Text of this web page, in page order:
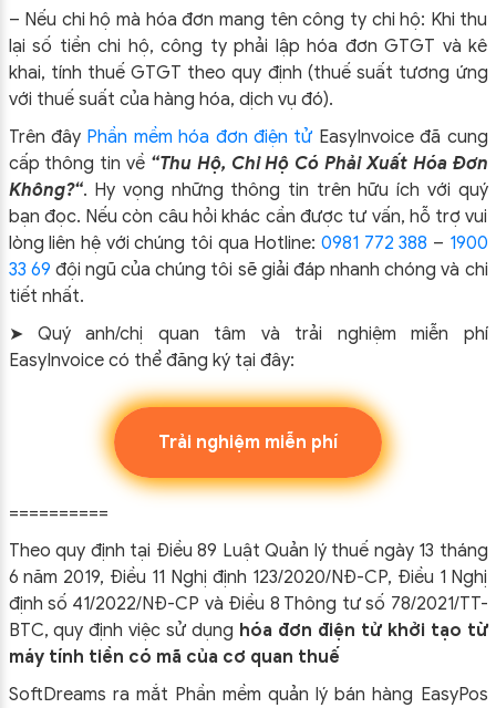
– Nếu chi hộ mà hóa đơn mang tên công ty chi hộ: Khi thu
lại số tiền chi hộ, công ty phải lập hóa đơn GTGT và kê
khai, tính thuế GTGT theo quy định (thuế suất tương ứng
với thuế suất của hàng hóa, dịch vụ đó).
Trên đây Phần mềm hóa đơn điện tử EasyInvoice đã cung
cấp thông tin về “Thu Hộ, Chi Hộ Có Phải Xuất Hóa Đơn
Không?“. Hy vọng những thông tin trên hữu ích với quý
bạn đọc. Nếu còn câu hỏi khác cần được tư vấn, hỗ trợ vui
lòng liên hệ với chúng tôi qua Hotline: 0981 772 388 – 1900
33 69 đội ngũ của chúng tôi sẽ giải đáp nhanh chóng và chi
tiết nhất.
➤ Quý anh/chị quan tâm và trải nghiệm miễn phí
EasyInvoice có thể đăng ký tại đây:
Trải nghiệm miễn phí
==========
Theo quy định tại Điều 89 Luật Quản lý thuế ngày 13 tháng
6 năm 2019, Điều 11 Nghị định 123/2020/NĐ-CP, Điều 1 Nghị
định số 41/2022/NĐ-CP và Điều 8 Thông tư số 78/2021/TT-
BTC, quy định việc sử dụng hóa đơn điện tử khởi tạo từ
máy tính tiền có mã của cơ quan thuế
SoftDreams ra mắt Phần mềm quản lý bán hàng EasyPos